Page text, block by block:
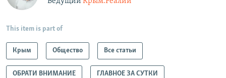
This item is part of
Крым Общество Все статьи
ОБРАТИ ВНИМАНИЕ ГЛАВНОЕ ЗА СУТКИ